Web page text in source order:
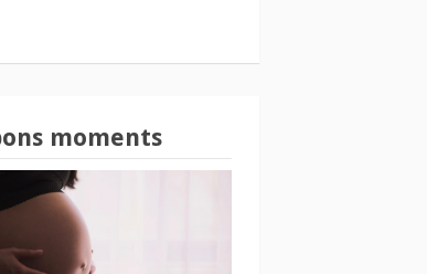
moments